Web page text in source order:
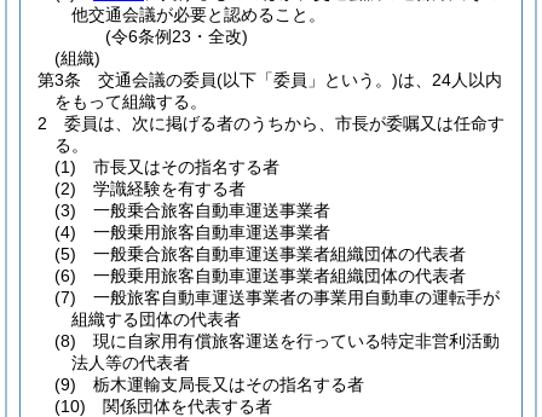
他交通会議が必要と認めること。
(令6条例23・全改)
(組織)
第3条
交通会議の委員(以下「委員」という。)は、24人以内
をもって組織する。
2
委員は、次に掲げる者のうちから、市長が委嘱又は任命す
る。
(1)
市長又はその指名する者
(2)
学識経験を有する者
(3)
一般乗合旅客自動車運送事業者
(4)
一般乗用旅客自動車運送事業者
(5)
一般乗合旅客自動車運送事業者組織団体の代表者
(6)
一般乗用旅客自動車運送事業者組織団体の代表者
(7)
一般旅客自動車運送事業者の事業用自動車の運転手が
組織する団体の代表者
(8)
現に自家用有償旅客運送を行っている特定非営利活動
法人等の代表者
(9)
栃木運輸支局長又はその指名する者
(10)
関係団体を代表する者